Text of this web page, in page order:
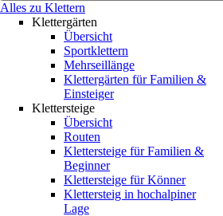
Alles zu Klettern
Klettergärten
Übersicht
Sportklettern
Mehrseillänge
Klettergärten für Familien &
Einsteiger
Klettersteige
Übersicht
Routen
Klettersteige für Familien &
Beginner
Klettersteige für Könner
Klettersteig in hochalpiner
Lage